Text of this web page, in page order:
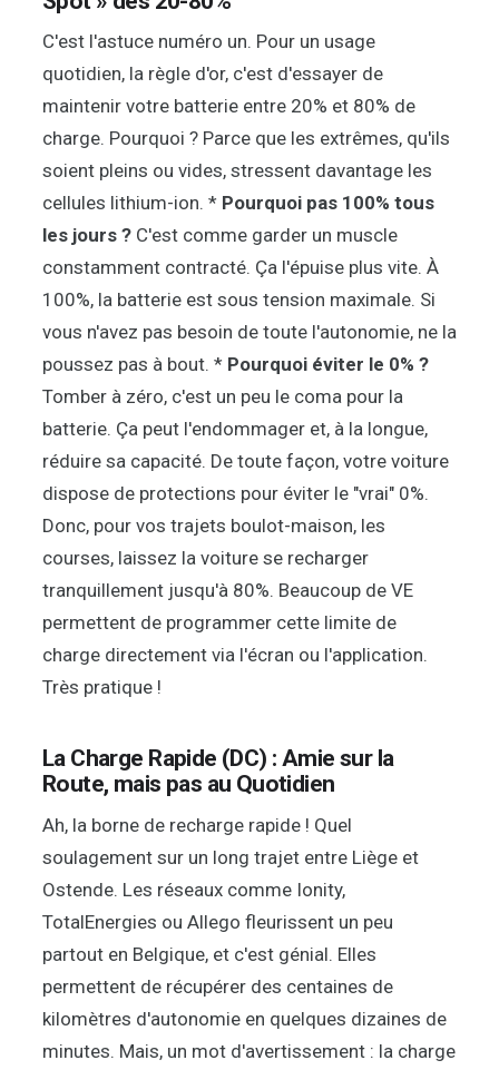
C'est l'astuce numéro un. Pour un usage
quotidien, la règle d'or, c'est d'essayer de
maintenir votre batterie entre 20% et 80% de
charge. Pourquoi ? Parce que les extrêmes, qu'ils
soient pleins ou vides, stressent davantage les
cellules lithium-ion. * Pourquoi pas 100% tous
les jours ? C'est comme garder un muscle
constamment contracté. Ça l'épuise plus vite. À
100%, la batterie est sous tension maximale. Si
vous n'avez pas besoin de toute l'autonomie, ne la
poussez pas à bout. * Pourquoi éviter le 0% ?
Tomber à zéro, c'est un peu le coma pour la
batterie. Ça peut l'endommager et, à la longue,
réduire sa capacité. De toute façon, votre voiture
dispose de protections pour éviter le "vrai" 0%.
Donc, pour vos trajets boulot-maison, les
courses, laissez la voiture se recharger
tranquillement jusqu'à 80%. Beaucoup de VE
permettent de programmer cette limite de
charge directement via l'écran ou l'application.
Très pratique !
La Charge Rapide (DC) : Amie sur la
Route, mais pas au Quotidien
Ah, la borne de recharge rapide ! Quel
soulagement sur un long trajet entre Liège et
Ostende. Les réseaux comme Ionity,
TotalEnergies ou Allego fleurissent un peu
partout en Belgique, et c'est génial. Elles
permettent de récupérer des centaines de
kilomètres d'autonomie en quelques dizaines de
minutes. Mais, un mot d'avertissement : la charge